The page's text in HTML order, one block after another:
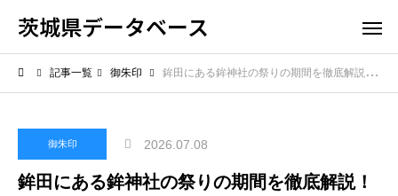
茨城県データベース
記事一覧 御朱印 鉾田にある鉾神社の祭りの期間を徹底解説！限定で頂ける御朱印の魅力
御朱印 2026.07.08
鉾田にある鉾神社の祭りの期間を徹底解説！